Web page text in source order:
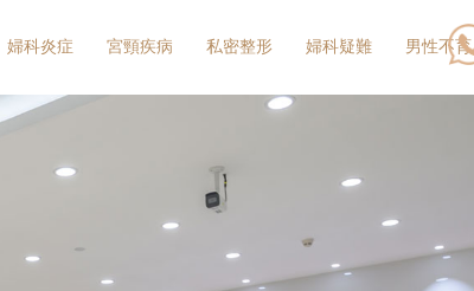
婦科炎症 宮頸疾病 私密整形 婦科疑難 男性不育